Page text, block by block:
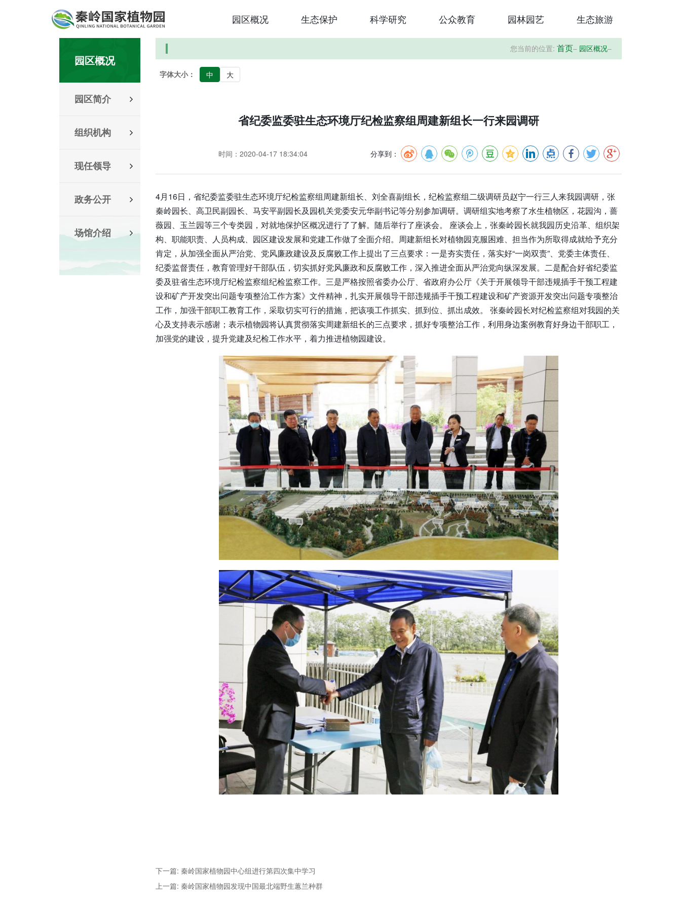
园区概况 生态保护 科学研究 公众教育 园林园艺 生态旅游
园区概况
园区简介
组织机构
现任领导
政务公开
场馆介绍
您当前的位置: 首页– 园区概况–
字体大小： 中 大
省纪委监委驻生态环境厅纪检监察组周建新组长一行来园调研
时间：2020-04-17 18:34:04 分享到：
4月16日，省纪委监委驻生态环境厅纪检监察组周建新组长、刘全喜副组长，纪检监察组二级调研员赵宁一行三人来我园调研，张
秦岭园长、高卫民副园长、马安平副园长及园机关党委安元华副书记等分别参加调研。调研组实地考察了水生植物区，花园沟，蔷
薇园、玉兰园等三个专类园，对就地保护区概况进行了了解。随后举行了座谈会。 座谈会上，张秦岭园长就我园历史沿革、组织架
构、职能职责、人员构成、园区建设发展和党建工作做了全面介绍。周建新组长对植物园克服困难、担当作为所取得成就给予充分
肯定，从加强全面从严治党、党风廉政建设及反腐败工作上提出了三点要求：一是夯实责任，落实好“一岗双责”、党委主体责任、
纪委监督责任，教育管理好干部队伍，切实抓好党风廉政和反腐败工作，深入推进全面从严治党向纵深发展。二是配合好省纪委监
委及驻省生态环境厅纪检监察组纪检监察工作。三是严格按照省委办公厅、省政府办公厅《关于开展领导干部违规插手干预工程建
设和矿产开发突出问题专项整治工作方案》文件精神，扎实开展领导干部违规插手干预工程建设和矿产资源开发突出问题专项整治
工作，加强干部职工教育工作，采取切实可行的措施，把该项工作抓实、抓到位、抓出成效。 张秦岭园长对纪检监察组对我园的关
心及支持表示感谢；表示植物园将认真贯彻落实周建新组长的三点要求，抓好专项整治工作，利用身边案例教育好身边干部职工，
加强党的建设，提升党建及纪检工作水平，着力推进植物园建设。
下一篇: 秦岭国家植物园中心组进行第四次集中学习
上一篇: 秦岭国家植物园发现中国最北端野生蕙兰种群